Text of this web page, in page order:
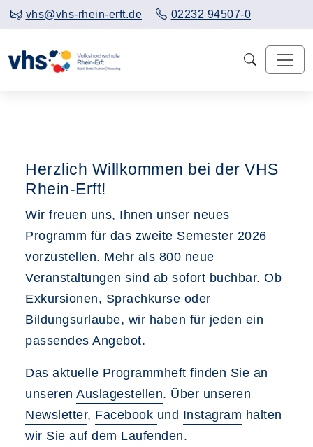
vhs@vhs-rhein-erft.de 02232 94507-0
Herzlich Willkommen bei der VHS
Rhein-Erft!
Wir freuen uns, Ihnen unser neues
Programm für das zweite Semester 2026
vorzustellen. Mehr als 800 neue
Veranstaltungen sind ab sofort buchbar. Ob
Exkursionen, Sprachkurse oder
Bildungsurlaube, wir haben für jeden ein
passendes Angebot.
Das aktuelle Programmheft finden Sie an
unseren Auslagestellen. Über unseren
Newsletter, Facebook und Instagram halten
wir Sie auf dem Laufenden.